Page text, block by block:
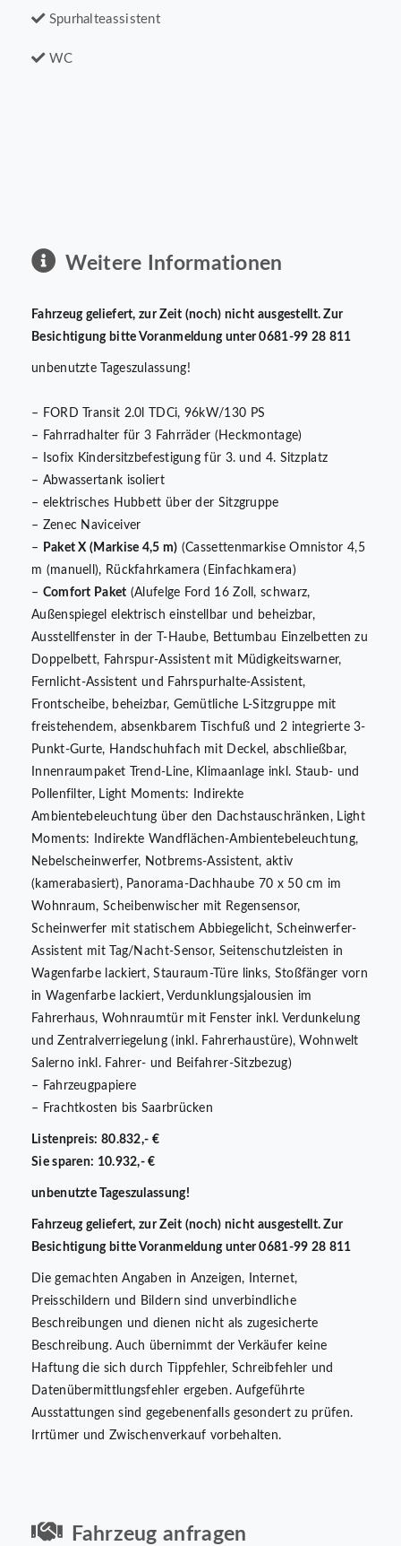
Spurhalteassistent
WC
Weitere Informationen
Fahrzeug geliefert, zur Zeit (noch) nicht ausgestellt. Zur
Besichtigung bitte Voranmeldung unter 0681-99 28 811
unbenutzte Tageszulassung!
– FORD Transit 2.0l TDCi, 96kW/130 PS
– Fahrradhalter für 3 Fahrräder (Heckmontage)
– Isofix Kindersitzbefestigung für 3. und 4. Sitzplatz
– Abwassertank isoliert
– elektrisches Hubbett über der Sitzgruppe
– Zenec Naviceiver
–
Paket X (Markise 4,5 m) (Cassettenmarkise Omnistor 4,5
m (manuell), Rückfahrkamera (Einfachkamera)
– Comfort Paket (Alufelge Ford 16 Zoll, schwarz,
Außenspiegel elektrisch einstellbar und beheizbar,
Ausstellfenster in der T-Haube, Bettumbau Einzelbetten zu
Doppelbett, Fahrspur-Assistent mit Müdigkeitswarner,
Fernlicht-Assistent und Fahrspurhalte-Assistent,
Frontscheibe, beheizbar, Gemütliche L-Sitzgruppe mit
freistehendem, absenkbarem Tischfuß und 2 integrierte 3-
Punkt-Gurte, Handschuhfach mit Deckel, abschließbar,
Innenraumpaket Trend-Line, Klimaanlage inkl. Staub- und
Pollenfilter, Light Moments: Indirekte
Ambientebeleuchtung über den Dachstauschränken, Light
Moments: Indirekte Wandflächen-Ambientebeleuchtung,
Nebelscheinwerfer, Notbrems-Assistent, aktiv
(kamerabasiert), Panorama-Dachhaube 70 x 50 cm im
Wohnraum, Scheibenwischer mit Regensensor,
Scheinwerfer mit statischem Abbiegelicht, Scheinwerfer-
Assistent mit Tag/Nacht-Sensor, Seitenschutzleisten in
Wagenfarbe lackiert, Stauraum-Türe links, Stoßfänger vorn
in Wagenfarbe lackiert, Verdunklungsjalousien im
Fahrerhaus, Wohnraumtür mit Fenster inkl. Verdunkelung
und Zentralverriegelung (inkl. Fahrerhaustüre), Wohnwelt
Salerno inkl. Fahrer- und Beifahrer-Sitzbezug)
– Fahrzeugpapiere
– Frachtkosten bis Saarbrücken
Listenpreis: 80.832,- €
Sie sparen: 10.932,- €
unbenutzte Tageszulassung!
Fahrzeug geliefert, zur Zeit (noch) nicht ausgestellt. Zur
Besichtigung bitte Voranmeldung unter 0681-99 28 811
Die gemachten Angaben in Anzeigen, Internet,
Preisschildern und Bildern sind unverbindliche
Beschreibungen und dienen nicht als zugesicherte
Beschreibung. Auch übernimmt der Verkäufer keine
Haftung die sich durch Tippfehler, Schreibfehler und
Datenübermittlungsfehler ergeben. Aufgeführte
Ausstattungen sind gegebenenfalls gesondert zu prüfen.
Irrtümer und Zwischenverkauf vorbehalten.
Fahrzeug anfragen